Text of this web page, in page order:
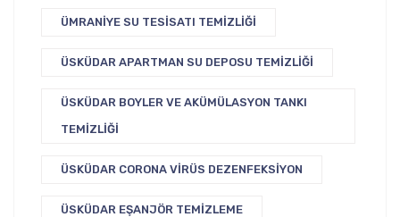
ÜMRANIYE SU TESISATI TEMIZLIĞI
ÜSKÜDAR APARTMAN SU DEPOSU TEMIZLIĞI
ÜSKÜDAR BOYLER VE AKÜMÜLASYON TANKI
TEMIZLIĞI
ÜSKÜDAR CORONA VIRÜS DEZENFEKSIYON
ÜSKÜDAR EŞANJÖR TEMIZLEME